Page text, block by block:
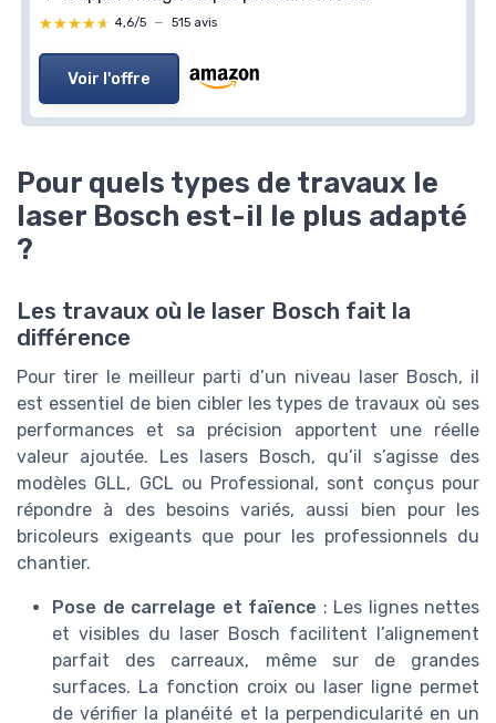
★★★★★
★★★★★ 4,6/5 — 515 avis
Voir l'offre
Pour quels types de travaux le
laser Bosch est-il le plus adapté
?
Les travaux où le laser Bosch fait la
différence
Pour tirer le meilleur parti d’un niveau laser Bosch, il
est essentiel de bien cibler les types de travaux où ses
performances et sa précision apportent une réelle
valeur ajoutée. Les lasers Bosch, qu’il s’agisse des
modèles GLL, GCL ou Professional, sont conçus pour
répondre à des besoins variés, aussi bien pour les
bricoleurs exigeants que pour les professionnels du
chantier.
Pose de carrelage et faïence : Les lignes nettes
et visibles du laser Bosch facilitent l’alignement
parfait des carreaux, même sur de grandes
surfaces. La fonction croix ou laser ligne permet
de vérifier la planéité et la perpendicularité en un